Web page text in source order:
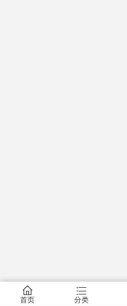
󰂠
首页
󰂦
分类